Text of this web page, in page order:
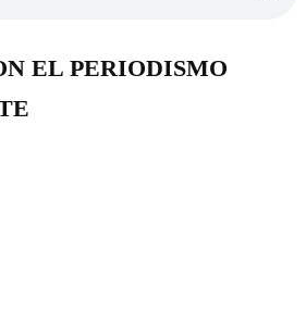
EL PERIODISMO